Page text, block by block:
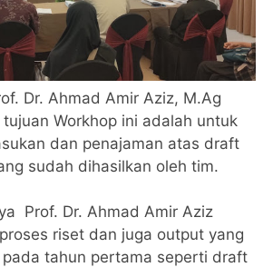
Dr. Ahmad Amir Aziz, M.Ag
Workhop ini adalah untuk
dan penajaman atas draft
sudah dihasilkan oleh tim.
Prof. Dr. Ahmad Amir Aziz
riset dan juga output yang
tahun pertama seperti draft